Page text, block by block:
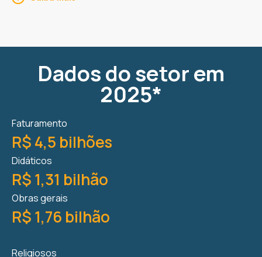
Dados do setor em
2025*
Faturamento
R$ 4,5 bilhões
Didáticos
R$ 1,31 bilhão
Obras gerais
R$ 1,76 bilhão
Religiosos